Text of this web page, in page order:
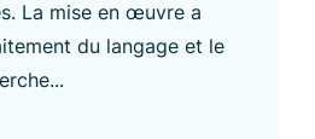
La mise en œuvre a
du langage et le